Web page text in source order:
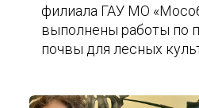
филиала ГАУ МО
выполнены работы по
почвы для лесных